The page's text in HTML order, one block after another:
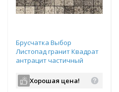
Брусчатка Выбор
Листопад гранит Квадрат
антрацит частичный
Хорошая цена!